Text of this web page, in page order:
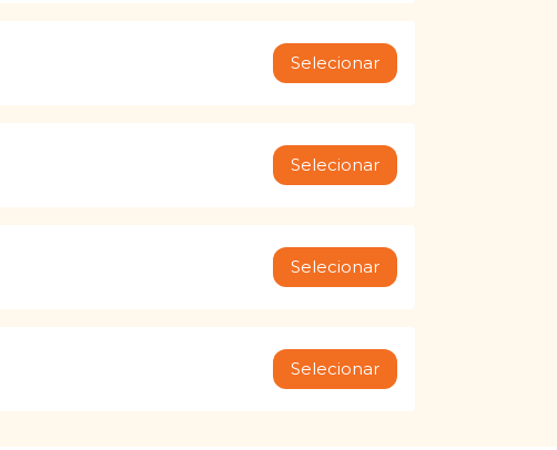
Selecionar
Selecionar
Selecionar
Selecionar